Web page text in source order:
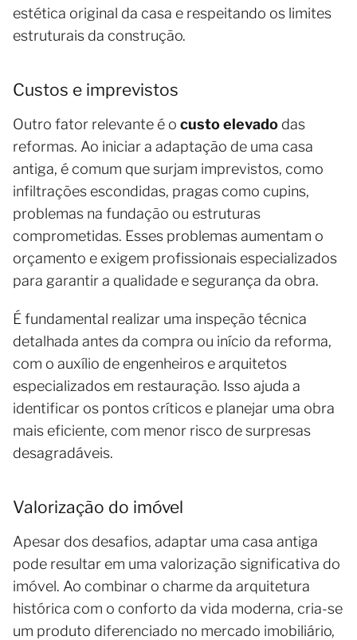
estética original da casa e respeitando os limites
estruturais da construção.
Custos e imprevistos
Outro fator relevante é o custo elevado das
reformas. Ao iniciar a adaptação de uma casa
antiga, é comum que surjam imprevistos, como
infiltrações escondidas, pragas como cupins,
problemas na fundação ou estruturas
comprometidas. Esses problemas aumentam o
orçamento e exigem profissionais especializados
para garantir a qualidade e segurança da obra.
É fundamental realizar uma inspeção técnica
detalhada antes da compra ou início da reforma,
com o auxílio de engenheiros e arquitetos
especializados em restauração. Isso ajuda a
identificar os pontos críticos e planejar uma obra
mais eficiente, com menor risco de surpresas
desagradáveis.
Valorização do imóvel
Apesar dos desafios, adaptar uma casa antiga
pode resultar em uma valorização significativa do
imóvel. Ao combinar o charme da arquitetura
histórica com o conforto da vida moderna, cria-se
um produto diferenciado no mercado imobiliário,